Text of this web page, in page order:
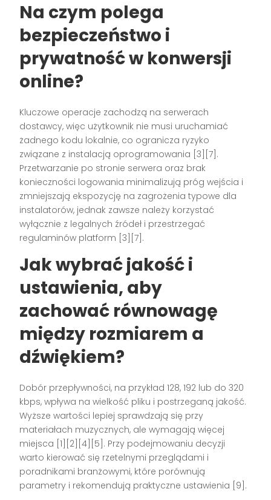
Na czym polega
bezpieczeństwo i
prywatność w konwersji
online?
Kluczowe operacje zachodzą na serwerach
dostawcy, więc użytkownik nie musi uruchamiać
żadnego kodu lokalnie, co ogranicza ryzyko
związane z instalacją oprogramowania [3][7].
Przetwarzanie po stronie serwera oraz brak
konieczności logowania minimalizują próg wejścia i
zmniejszają ekspozycję na zagrożenia typowe dla
instalatorów, jednak zawsze należy korzystać
wyłącznie z legalnych źródeł i przestrzegać
regulaminów platform [3][7].
Jak wybrać jakość i
ustawienia, aby
zachować równowagę
między rozmiarem a
dźwiękiem?
Dobór przepływności, na przykład 128, 192 lub do 320
kbps, wpływa na wielkość pliku i postrzeganą jakość.
Wyższe wartości lepiej sprawdzają się przy
materiałach muzycznych, ale wymagają więcej
miejsca [1][2][4][5]. Przy podejmowaniu decyzji
warto kierować się rzetelnymi przeglądami i
poradnikami branżowymi, które porównują
parametry i rekomendują praktyczne ustawienia [9].